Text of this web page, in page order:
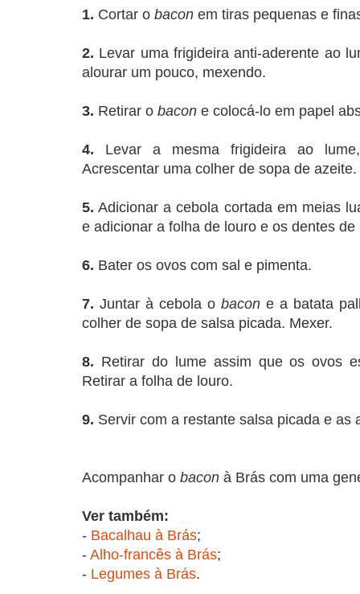
1. Cortar o bacon em tiras pequenas e
2. Levar uma frigideira anti-aderente ao
alourar um pouco, mexendo.
3. Retirar o bacon e colocá-lo em papel
4. Levar a mesma frigideira ao
Acrescentar uma colher de sopa de azeite.
5. Adicionar a cebola cortada em meias
e adicionar a folha de louro e os dentes de
6. Bater os ovos com sal e pimenta.
7. Juntar à cebola o bacon e a batata
colher de sopa de salsa picada. Mexer.
8. Retirar do lume assim que os ovos
Retirar a folha de louro.
9. Servir com a restante salsa picada e as
Acompanhar o bacon à Brás com uma
Ver também:
- Bacalhau à Brás;
- Alho-francês à Brás;
- Legumes à Brás.